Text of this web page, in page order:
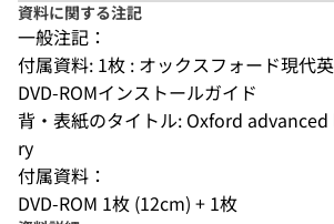
資料に関する注記
一般注記：
付属資料: 1枚 : オックスフォード現代
DVD-ROMインストールガイド
背・表紙のタイトル: Oxford
ry
付属資料：
DVD-ROM 1枚 (12cm) + 1枚